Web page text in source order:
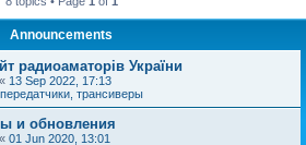
Announcements
радиоаматорів України
« 13 Sep 2022, 17:13
трансиверы
и обновления
« 01 Jun 2020, 13:01